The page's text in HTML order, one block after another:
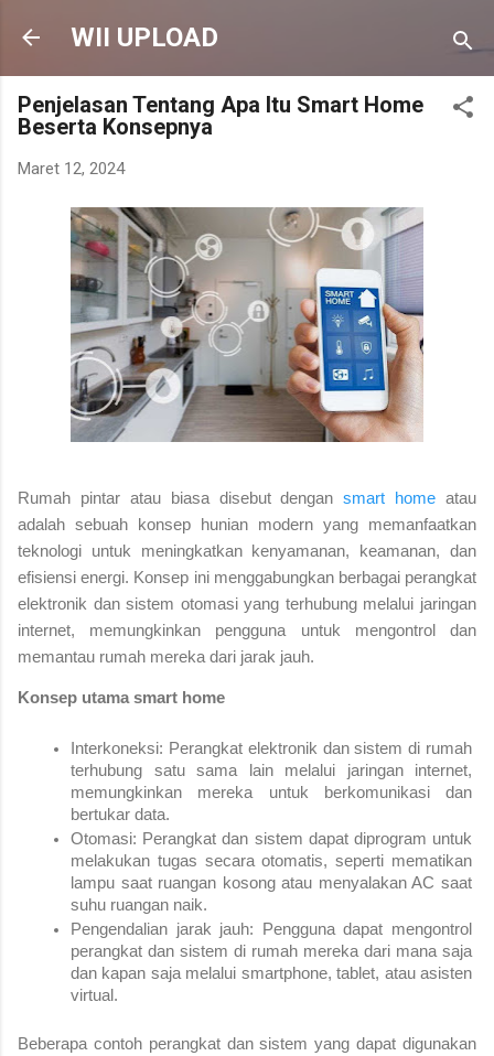
Langsung ke konten utama
WII UPLOAD
Penjelasan Tentang Apa Itu Smart Home
Beserta Konsepnya
Maret 12, 2024
Rumah pintar atau biasa disebut dengan smart home atau
adalah sebuah konsep hunian modern yang memanfaatkan
teknologi untuk meningkatkan kenyamanan, keamanan, dan
efisiensi energi. Konsep ini menggabungkan berbagai perangkat
elektronik dan sistem otomasi yang terhubung melalui jaringan
internet, memungkinkan pengguna untuk mengontrol dan
memantau rumah mereka dari jarak jauh.
Konsep utama smart home
Interkoneksi: Perangkat elektronik dan sistem di rumah
terhubung satu sama lain melalui jaringan internet,
memungkinkan mereka untuk berkomunikasi dan
bertukar data.
Otomasi: Perangkat dan sistem dapat diprogram untuk
melakukan tugas secara otomatis, seperti mematikan
lampu saat ruangan kosong atau menyalakan AC saat
suhu ruangan naik.
Pengendalian jarak jauh: Pengguna dapat mengontrol
perangkat dan sistem di rumah mereka dari mana saja
dan kapan saja melalui smartphone, tablet, atau asisten
virtual.
Beberapa contoh perangkat dan sistem yang dapat digunakan